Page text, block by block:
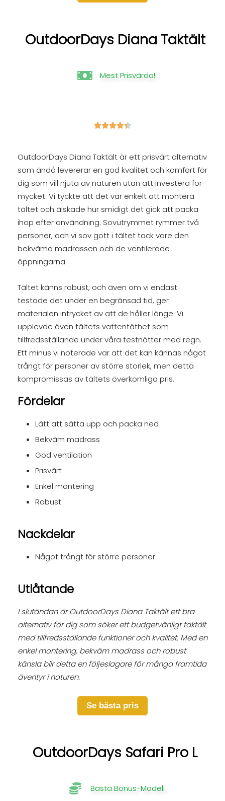
OutdoorDays Diana Taktält
Mest Prisvärda!

OutdoorDays Diana Taktält är ett prisvärt alternativ
som ändå levererar en god kvalitet och komfort för
dig som vill njuta av naturen utan att investera för
mycket. Vi tyckte att det var enkelt att montera
tältet och älskade hur smidigt det gick att packa
ihop efter användning. Sovutrymmet rymmer två
personer, och vi sov gott i tältet tack vare den
bekväma madrassen och de ventilerade
öppningarna.
Tältet känns robust, och även om vi endast
testade det under en begränsad tid, ger
materialen intrycket av att de håller länge. Vi
upplevde även tältets vattentäthet som
tillfredsställande under våra testnätter med regn.
Ett minus vi noterade var att det kan kännas något
trångt för personer av större storlek, men detta
kompromissas av tältets överkomliga pris.
Fördelar
Lätt att sätta upp och packa ned
Bekväm madrass
God ventilation
Prisvärt
Enkel montering
Robust
Nackdelar
Något trångt för större personer
Utlåtande
I slutändan är OutdoorDays Diana Taktält ett bra
alternativ för dig som söker ett budgetvänligt taktält
med tillfredsställande funktioner och kvalitet. Med en
enkel montering, bekväm madrass och robust
känsla blir detta en följeslagare för många framtida
äventyr i naturen.
Se bästa pris
OutdoorDays Safari Pro L
Bästa Bonus-Modell